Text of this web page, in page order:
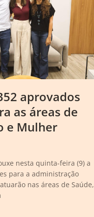
aprovados
as áreas de
e Mulher
nesta quinta-feira (9) a
para a administração
nas áreas de Saúde,